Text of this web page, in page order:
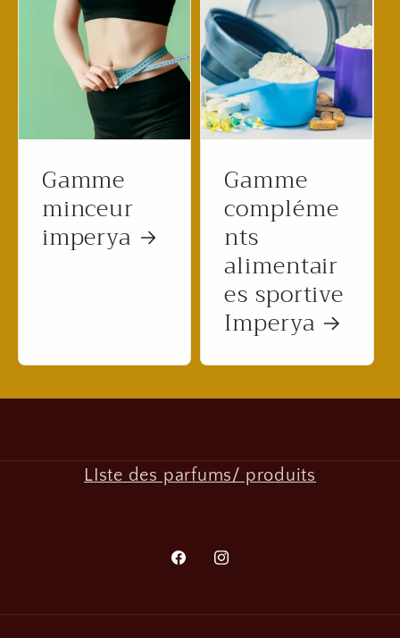
Gamme
minceur
imperya
Gamme
compléme
nts
alimentair
es sportive
Imperya
LIste des parfums/ produits
FacebookInstagram